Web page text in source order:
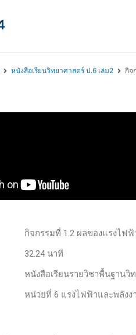
หนังสือเรียนวิทยาศาสตร์ ป.6 เล่ม2 กิจ
กิจกรรมที่ 1.2 ผลของแรงไฟฟ้
32.24 นาที
หนังสือเรียนรายวิชาพื้นฐานวิ
หน่วยที่ 6 แรงไฟฟ้าและพลัง